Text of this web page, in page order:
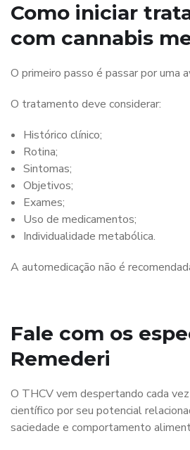
Como iniciar
com cannabis
O primeiro passo é passar por uma
O tratamento deve considerar:
Histórico clínico;
Rotina;
Sintomas;
Objetivos;
Exames;
Uso de medicamentos;
Individualidade metabólica.
A automedicação não é
Fale com os
Remederi
O THCV vem despertando cada
científico por seu potencial
saciedade e comportamento